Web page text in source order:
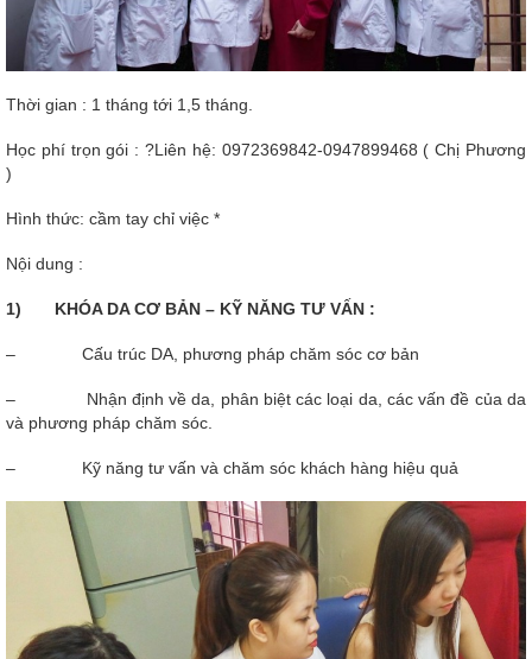
Thời gian : 1 tháng tới 1,5 tháng.
Học phí trọn gói : ?Liên hệ: 0972369842-0947899468 ( Chị Phương
)
Hình thức: cầm tay chỉ việc *
Nội dung :
1) KHÓA DA CƠ BẢN – KỸ NĂNG TƯ VẤN :
– Cấu trúc DA, phương pháp chăm sóc cơ bản
– Nhận định về da, phân biệt các loại da, các vấn đề của da
và phương pháp chăm sóc.
– Kỹ năng tư vấn và chăm sóc khách hàng hiệu quả